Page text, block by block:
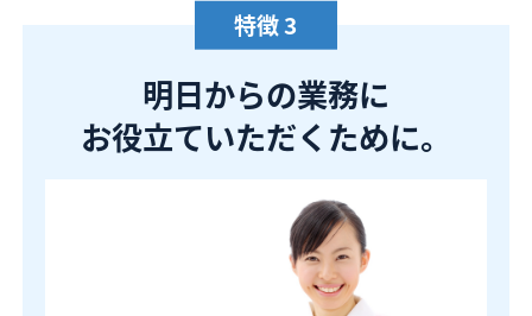
特徴 3
明日からの業務に
お役立ていただくために。